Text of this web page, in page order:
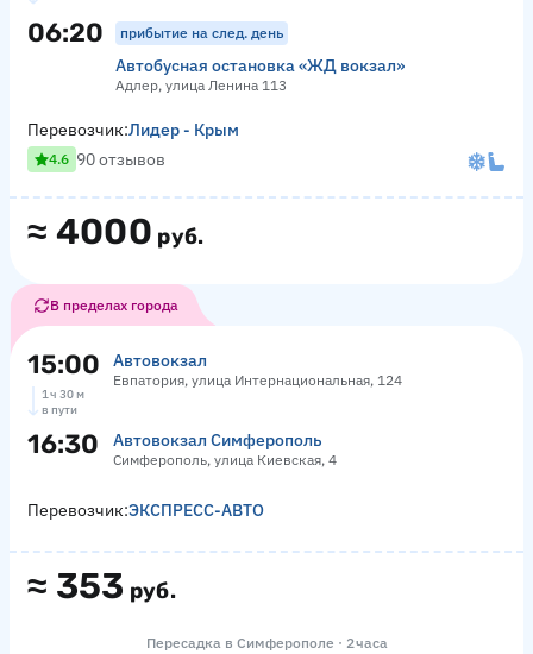
06:20 прибытие на след. день
Автобусная остановка «ЖД вокзал»
Адлер, улица Ленина 113
≈ 4000 руб.
Перевозчик:Лидер - Крым
4.6 90 отзывов
В пределах города
15:00 Автовокзал
Евпатория, улица Интернациональная, 124
1 ч 30 м
в пути
16:30 Автовокзал Симферополь
Симферополь, улица Киевская, 4
≈ 353 руб.
Перевозчик:ЭКСПРЕСС-АВТО
Пересадка в Симферополе · 2 часа